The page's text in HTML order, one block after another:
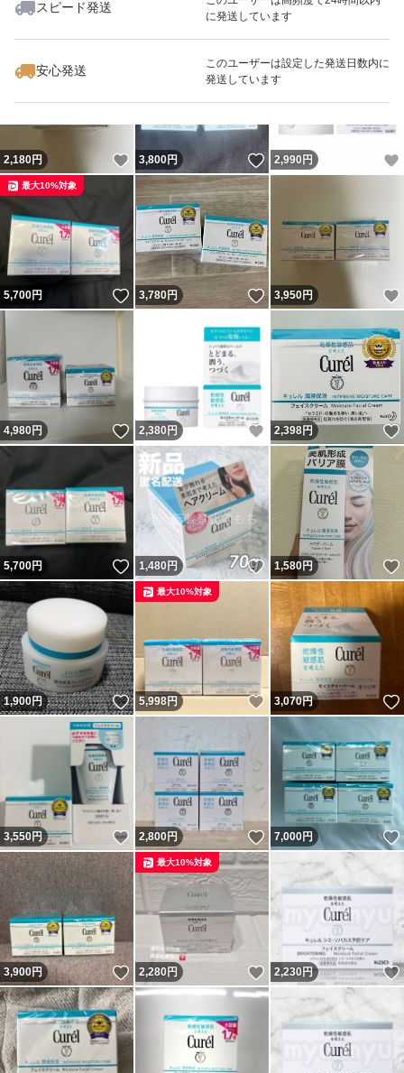
スピード発送
に発送しています
安心発送
このユーザーは設定した発送日数内に
発送しています
いいね！
1,880
2,180円 いいね！
3,800円 いいね！
2,990 円
5,700円 いいね！
最大10%対象
3,780円 いいね！
3,950円
4,980円 いいね！
2,380円 いいね！
2,398円
5,700円 いいね！
1,480円 いいね！
1,580円
1,900円 いいね！
5,998円 いいね！
最大10%対象
3,070円
3,550円 いいね！
2,800円 いいね！
7,000円
3,900円 いいね！
2,280円 いいね！
最大10%対象
2,230円